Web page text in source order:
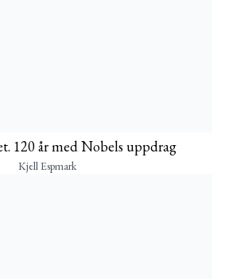
120 år med Nobels uppdrag
Kjell Espmark